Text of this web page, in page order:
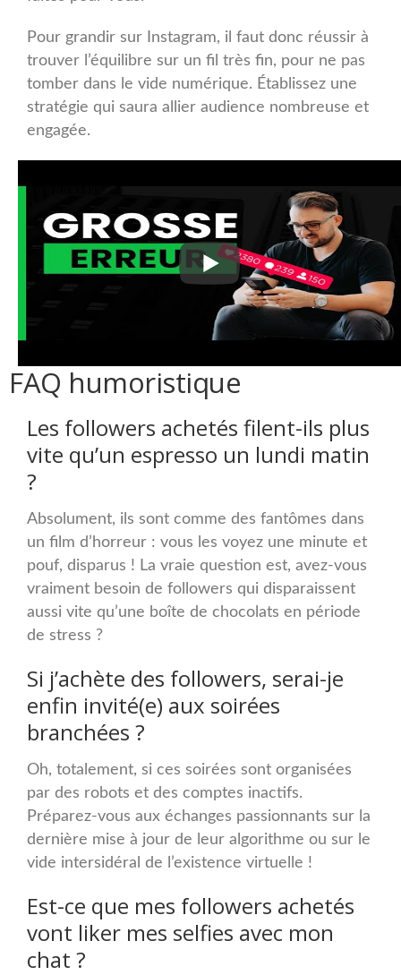
Pour grandir sur Instagram, il faut donc réussir à
trouver l’équilibre sur un fil très fin, pour ne pas
tomber dans le vide numérique. Établissez une
stratégie qui saura allier audience nombreuse et
engagée.
FAQ humoristique
Les followers achetés filent-ils plus
vite qu’un espresso un lundi matin
?
Absolument, ils sont comme des fantômes dans
un film d’horreur : vous les voyez une minute et
pouf, disparus ! La vraie question est, avez-vous
vraiment besoin de followers qui disparaissent
aussi vite qu’une boîte de chocolats en période
de stress ?
Si j’achète des followers, serai-je
enfin invité(e) aux soirées
branchées ?
Oh, totalement, si ces soirées sont organisées
par des robots et des comptes inactifs.
Préparez-vous aux échanges passionnants sur la
dernière mise à jour de leur algorithme ou sur le
vide intersidéral de l’existence virtuelle !
Est-ce que mes followers achetés
vont liker mes selfies avec mon
chat ?